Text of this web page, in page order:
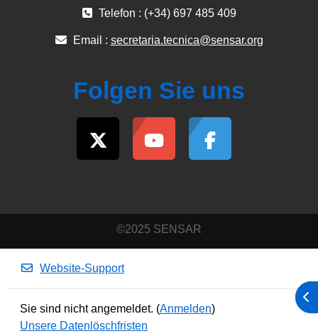
Telefon : (+34) 697 485 409
Email : secretaria.tecnica@sensar.org
Folgen Sie uns
©2025 SENSAR
Website-Support
Sie sind nicht angemeldet. (Anmelden)
Unsere Datenlöschfristen